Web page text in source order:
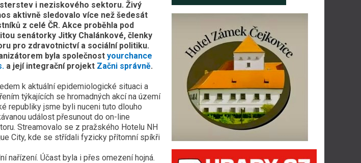
i neziskového sektoru. Živý
aktivně sledovalo více než šedesát
z celé ČR. Akce proběhla pod
senátorky Jitky Chalánkové, členky
pro zdravotnictví a sociální politiku.
byla společnost yourchance
a její integrační projekt Začni správně.
k aktuální epidemiologické situaci a
týkajících se hromadných akcí na území
republiky jsme byli nuceni tuto dlouho
událost přesunout do on-line
Streamovalo se z pražského Hotelu NH
City, kde se střídali fyzicky přítomní spíkři
omezení hojná.